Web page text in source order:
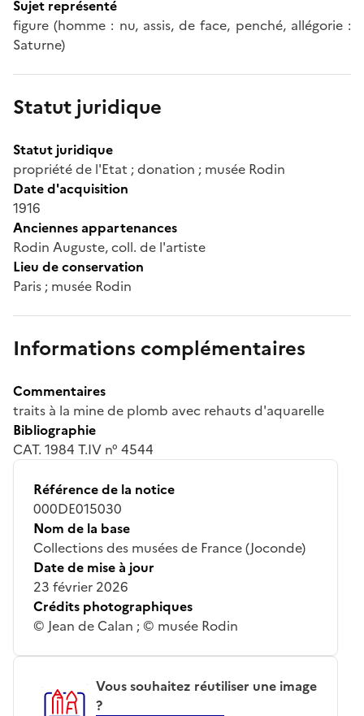
Sujet représenté
figure (homme : nu, assis, de face, penché, allégorie :
Saturne)
Statut juridique
Statut juridique
propriété de l'Etat ; donation ; musée Rodin
Date d'acquisition
1916
Anciennes appartenances
Rodin Auguste, coll. de l'artiste
Lieu de conservation
Paris ; musée Rodin
Informations complémentaires
Commentaires
traits à la mine de plomb avec rehauts d'aquarelle
Bibliographie
CAT. 1984 T.IV n° 4544
Référence de la notice
000DE015030
Nom de la base
Collections des musées de France (Joconde)
Date de mise à jour
23 février 2026
Crédits photographiques
© Jean de Calan ; © musée Rodin
Vous souhaitez réutiliser une image
?